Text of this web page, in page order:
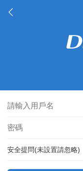
安全提問(未設置請忽略)